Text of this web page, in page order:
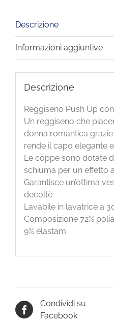
Descrizione
Informazioni aggiuntive
Descrizione
Reggiseno Push Up
Un reggiseno che
donna romantica
rende il capo elegante
Le coppe sono dotate
schiuma per un effetto
Garantisce un’ottima
decoltè
Lavabile in lavatrice a
Composizione 72%
9% elastam
Condividi su
Facebook